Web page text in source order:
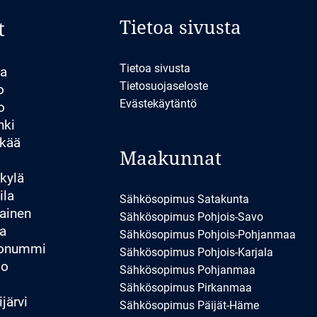
Tietoa sivusta
Tietoa sivusta
Tietosuojaseloste
Evästekäytäntö
Maakunnat
Sähkösopimus Satakunta
Sähkösopimus Pohjois-Savo
Sähkösopimus Pohjois-Pohjanmaa
Sähkösopimus Pohjois-Karjala
Sähkösopimus Pohjanmaa
Sähkösopimus Pirkanmaa
Sähkösopimus Päijät-Häme